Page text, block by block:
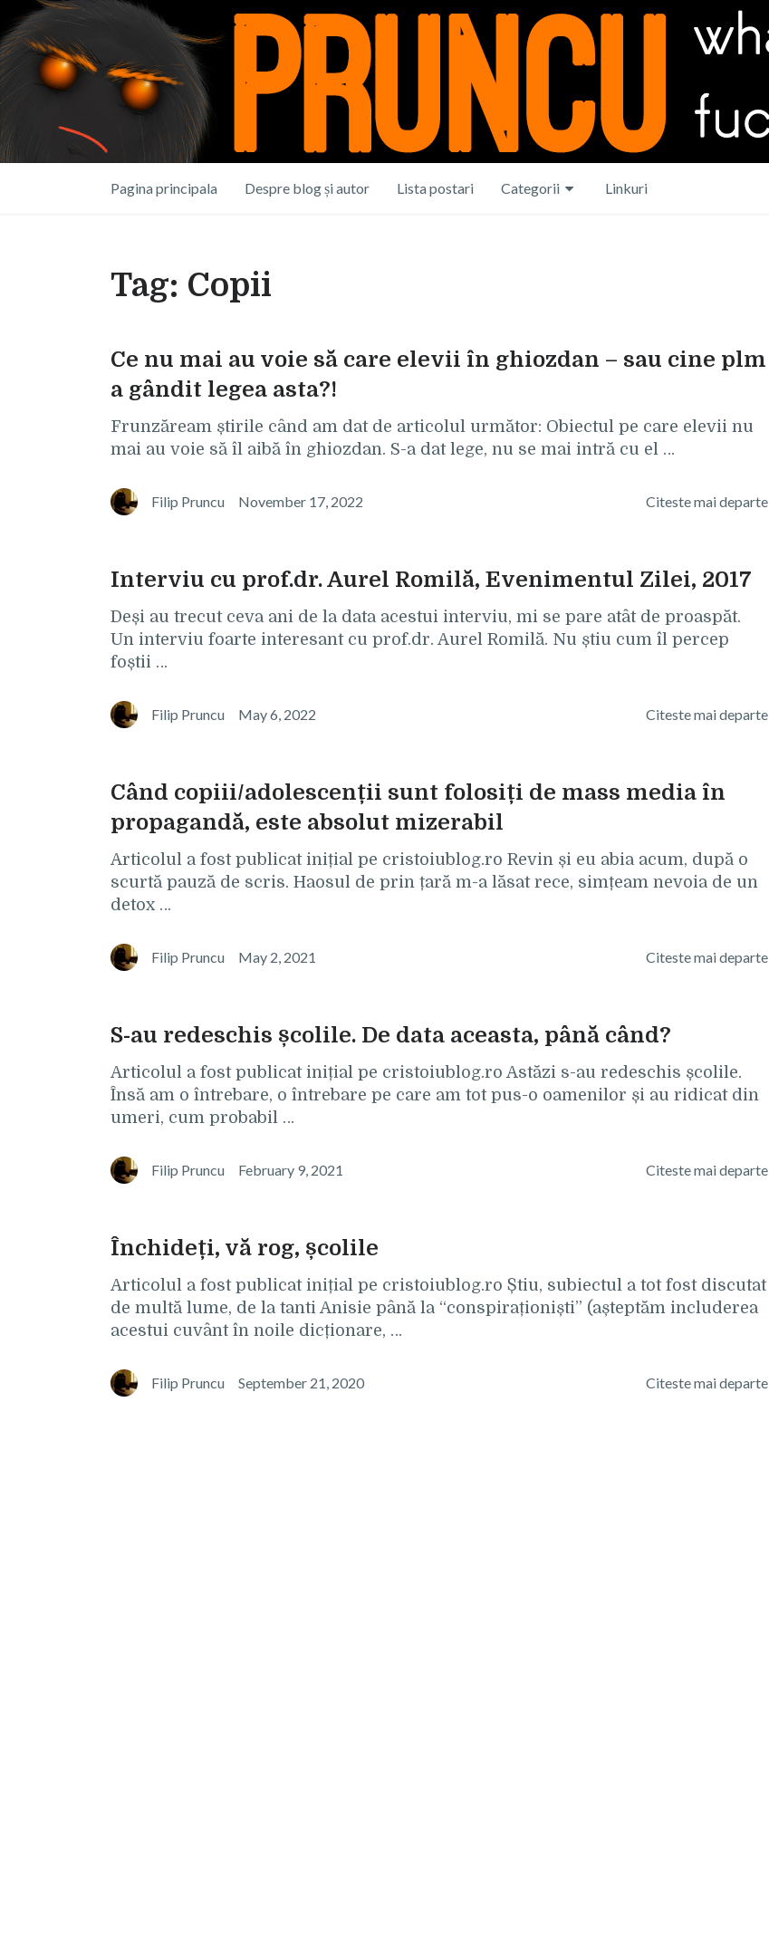
Pagina principala Despre blog și autor Lista postari Categorii Linkuri
Tag: Copii
Ce nu mai au voie să care elevii în ghiozdan – sau cine plm
a gândit legea asta?!
Frunzăream știrile când am dat de articolul următor: Obiectul pe care elevii nu
mai au voie să îl aibă în ghiozdan. S-a dat lege, nu se mai intră cu el …
Filip Pruncu November 17, 2022 Citeste mai departe
Interviu cu prof.dr. Aurel Romilă, Evenimentul Zilei, 2017
Deși au trecut ceva ani de la data acestui interviu, mi se pare atât de proaspăt.
Un interviu foarte interesant cu prof.dr. Aurel Romilă. Nu știu cum îl percep
foștii …
Filip Pruncu May 6, 2022 Citeste mai departe
Când copiii/adolescenții sunt folosiți de mass media în
propagandă, este absolut mizerabil
Articolul a fost publicat inițial pe cristoiublog.ro Revin și eu abia acum, după o
scurtă pauză de scris. Haosul de prin țară m-a lăsat rece, simțeam nevoia de un
detox …
Filip Pruncu May 2, 2021 Citeste mai departe
S-au redeschis școlile. De data aceasta, până când?
Articolul a fost publicat inițial pe cristoiublog.ro Astăzi s-au redeschis școlile.
Însă am o întrebare, o întrebare pe care am tot pus-o oamenilor și au ridicat din
umeri, cum probabil …
Filip Pruncu February 9, 2021 Citeste mai departe
Închideți, vă rog, școlile
Articolul a fost publicat inițial pe cristoiublog.ro Știu, subiectul a tot fost discutat
de multă lume, de la tanti Anisie până la “conspiraționiști” (așteptăm includerea
acestui cuvânt în noile dicționare, …
Filip Pruncu September 21, 2020 Citeste mai departe